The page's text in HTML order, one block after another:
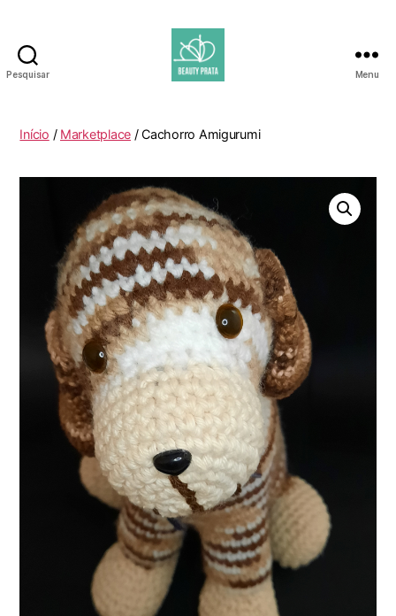
Pesquisar Menu
Início / Marketplace / Cachorro Amigurumi